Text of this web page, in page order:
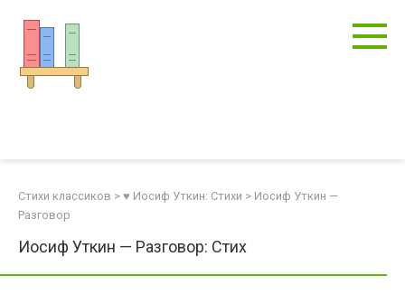
контенту
Стихи классиков > ♥ Иосиф Уткин: Стихи > Иосиф Уткин —
Разговор
Иосиф Уткин — Разговор: Стих